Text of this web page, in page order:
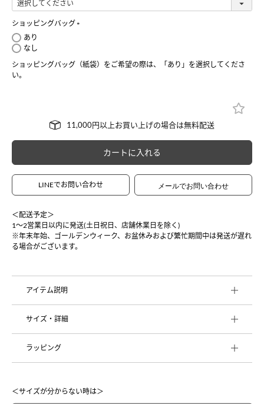
ショッピングバッグ
あり
なし
ショッピングバッグ（紙袋）をご希望の際は、「あり」を選択してくださ
い。
カートに入れる
LINEでお問い合わせ
＜配送予定＞
1〜2営業日以内に発送(土日祝日、店舗休業日を除く)
※年末年始、ゴールデンウィーク、お盆休みおよび繁忙期間中は発送が遅れ
る場合がございます。
アイテム説明
サイズ・詳細
ラッピング
＜サイズが分からない時は＞